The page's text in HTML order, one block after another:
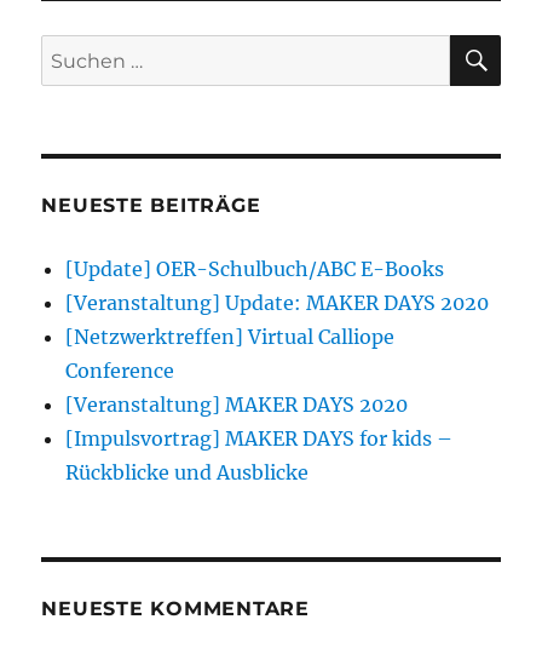
Suchen
nach:
NEUESTE BEITRÄGE
[Update] OER-Schulbuch/ABC E-Books
[Veranstaltung] Update: MAKER DAYS 2020
[Netzwerktreffen] Virtual Calliope
Conference
[Veranstaltung] MAKER DAYS 2020
[Impulsvortrag] MAKER DAYS for kids –
Rückblicke und Ausblicke
NEUESTE KOMMENTARE